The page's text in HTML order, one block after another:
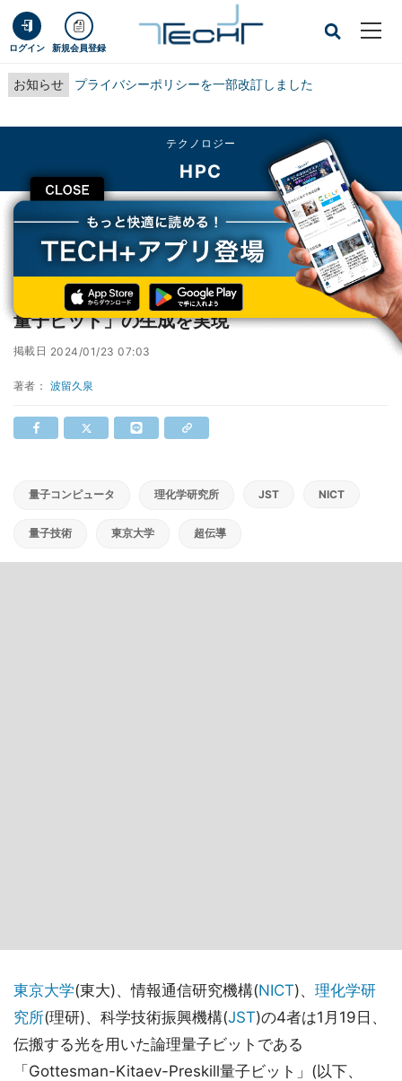
ログイン 新規会員登録
お知らせ プライバシーポリシーを一部改訂しました
CLOSE
テクノロジー
HPC
TECH+ テクノロジー
HPC
東大など、光を用いた論理量子ビット「GKP量子ビット」の生成を実現
東大など、光を用いた論理量子ビット「GKP
量子ビット」の生成を実現
掲載日 2024/01/23 07:03
著者： 波留久泉
量子コンピュータ 理化学研究所 JST NICT
量子技術 東京大学 超伝導
東京大学(東大)、情報通信研究機構(NICT)、 理化学研
究所(理研)、科学技術振興機構(JST)の4者は1月19日、
伝搬する光を用いた論理量子ビットである
「Gottesman-Kitaev-Preskill量子ビット」(以下、